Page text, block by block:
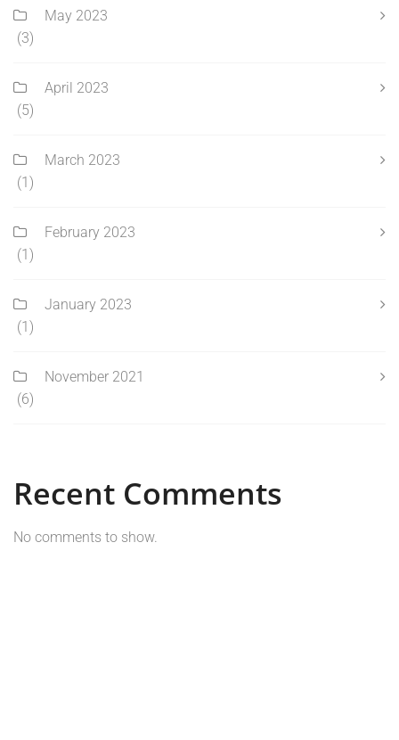
May 2023
(3)
April 2023
(5)
March 2023
(1)
February 2023
(1)
January 2023
(1)
November 2021
(6)
Recent Comments
No comments to show.